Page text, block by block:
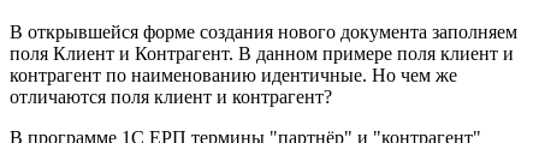
В открывшейся форме создания нового документа заполняем
поля Клиент и Контрагент. В данном примере поля клиент и
контрагент по наименованию идентичные. Но чем же
отличаются поля клиент и контрагент?
В программе 1С ЕРП термины "партнёр" и "контрагент"